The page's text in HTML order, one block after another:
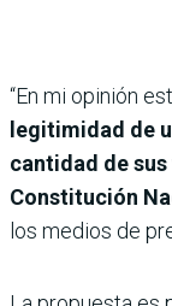
“En mi opinión
legitimidad de
cantidad de sus
Constitución
los medios de